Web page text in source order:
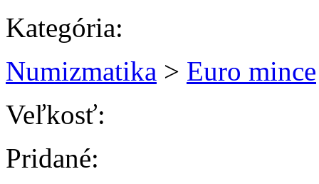
Kategória:
Numizmatika > Euro mince
Veľkosť:
Pridané: